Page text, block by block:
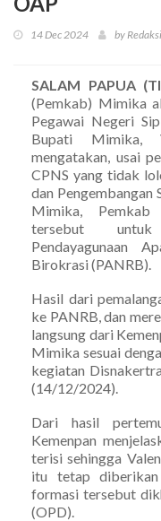
14 Dec 2024 by
SALAM PAPUA
(Pemkab) Mimika
Pegawai Negeri
Bupati Mimika,
mengatakan, usai
CPNS yang tidak
dan Pengembangan
Mimika,
tersebut untuk
Pendayagunaan
Birokrasi (PANRB).
Hasil dari
ke PANRB, dan
langsung dari
Mimika sesuai
kegiatan
(14/12/2024).
Dari hasil
Kemenpan
terisi sehingga
itu tetap
formasi tersebut
(OPD).